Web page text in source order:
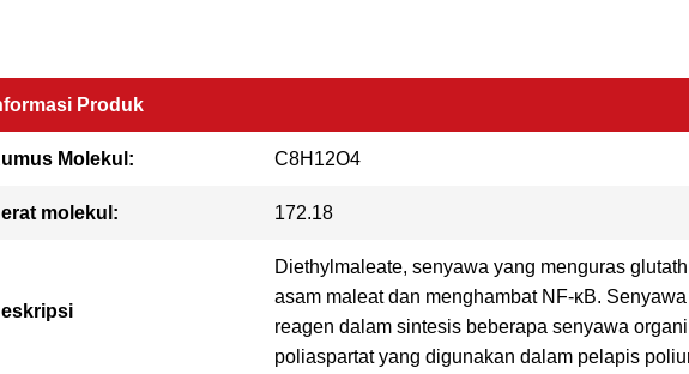
Produk
Molekul: C8H12O4
molekul: 172.18
Diethylmaleate, senyawa yang menguras
asam maleat dan menghambat NF-κB.
reagen dalam sintesis beberapa senyawa
poliaspartat yang digunakan dalam pelapis